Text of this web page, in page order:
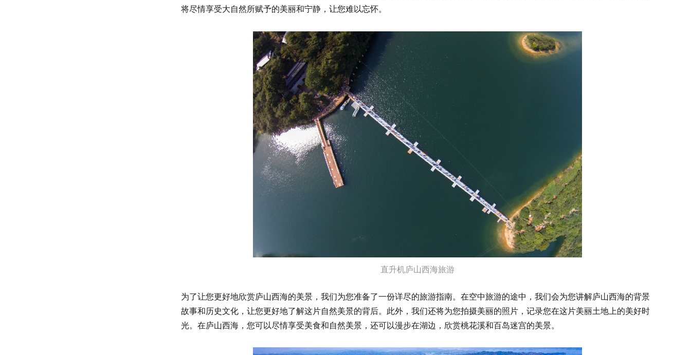
将尽情享受大自然所赋予的美丽和宁静，让您难以忘怀。
直升机庐山西海旅游
为了让您更好地欣赏庐山西海的美景，我们为您准备了一份详尽的旅游指南。在空中旅游的途中，我们会为您讲解庐山西海的背景
故事和历史文化，让您更好地了解这片自然美景的背后。此外，我们还将为您拍摄美丽的照片，记录您在这片美丽土地上的美好时
光。在庐山西海，您可以尽情享受美食和自然美景，还可以漫步在湖边，欣赏桃花溪和百岛迷宫的美景。